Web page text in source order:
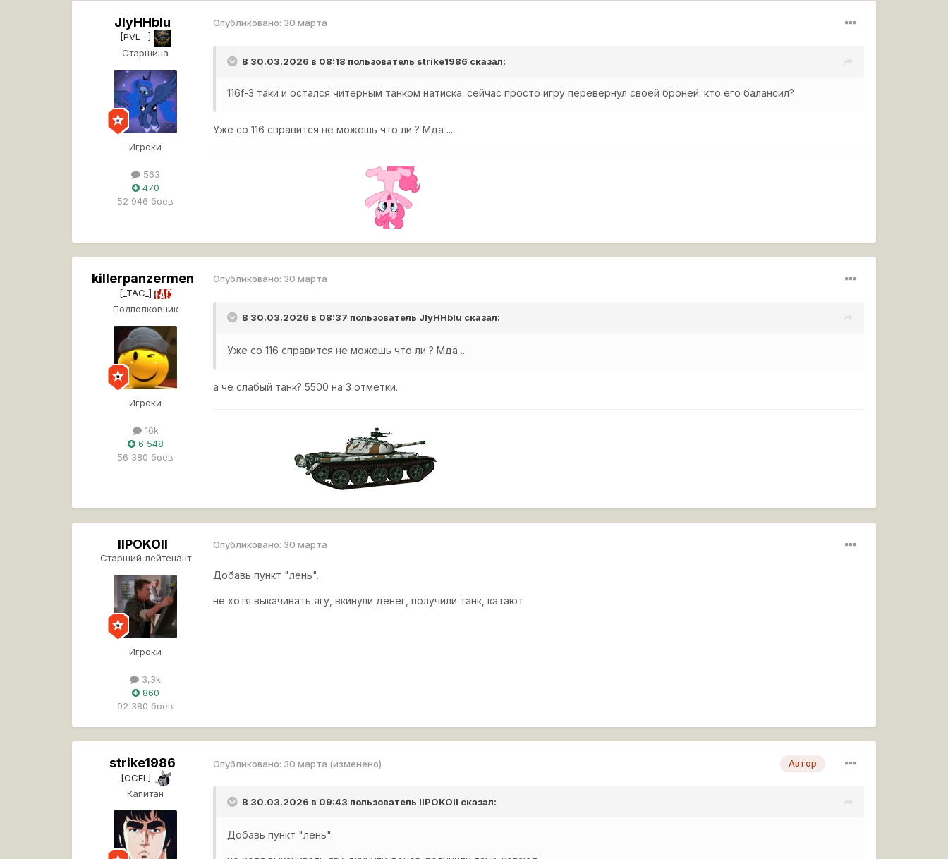
JIyHHblu
[PVL--]
Старшина
Игроки
563
470
52 946 боёв
Опубликовано: 30 марта
В 30.03.2026 в 08:18 пользователь strike1986 сказал:
116f-3 таки и остался читерным танком натиска. сейчас просто игру перевернул своей броней. кто его балансил?
Уже со 116 справится не можешь что ли ? Мда ...
killerpanzermen
[_TAC_]
Подполковник
Игроки
16k
6 548
56 380 боёв
Опубликовано: 30 марта
В 30.03.2026 в 08:37 пользователь JIyHHblu сказал:
Уже со 116 справится не можешь что ли ? Мда ...
а че слабый танк? 5500 на 3 отметки.
IIPOKOII
Старший лейтенант
Игроки
3,3k
860
92 380 боёв
Опубликовано: 30 марта
Добавь пункт "лень".
не хотя выкачивать ягу, вкинули денег, получили танк, катают
strike1986
[OCEL]
Капитан
Автор
Опубликовано: 30 марта (изменено)
В 30.03.2026 в 09:43 пользователь IIPOKOII сказал:
Добавь пункт "лень".